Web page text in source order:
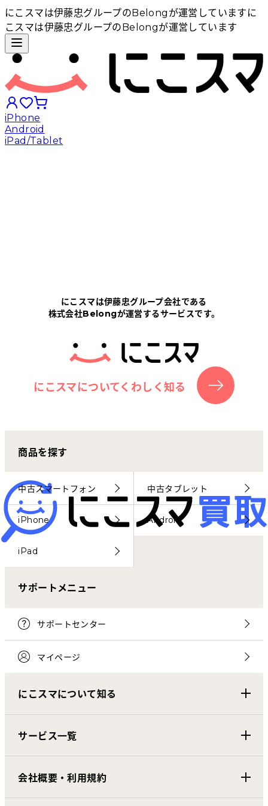
にこスマは伊藤忠グループのBelongが運営しています に
こスマは伊藤忠グループのBelongが運営しています
iPhone
Android
iPad/Tablet
にこスマについて
サポートセンター
お客さまの声
にこスマ通信
マイページ
にこスマは伊藤忠グループ会社である
株式会社Belongが運営するサービスです。
にこスマについてくわしく知る
商品を探す
中古スマートフォン 中古タブレット
iPhone Android
iPad
サポートメニュー
サポートセンター
マイページ
にこスマについて知る
サービス一覧
会社概要・利用規約